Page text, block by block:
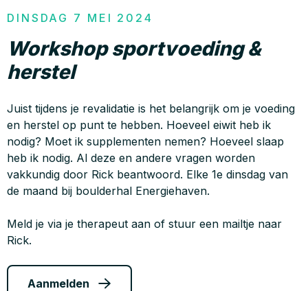
DINSDAG 7 MEI 2024
Workshop sportvoeding &
herstel
Juist tijdens je revalidatie is het belangrijk om je voeding
en herstel op punt te hebben. Hoeveel eiwit heb ik
nodig? Moet ik supplementen nemen? Hoeveel slaap
heb ik nodig. Al deze en andere vragen worden
vakkundig door Rick beantwoord. Elke 1e dinsdag van
de maand bij boulderhal Energiehaven.
Meld je via je therapeut aan of stuur een mailtje naar
Rick.
Aanmelden